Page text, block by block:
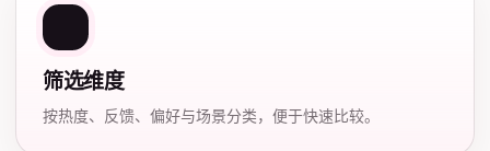
筛选维度
按热度、反馈、偏好与场景分类，便于快速比较。